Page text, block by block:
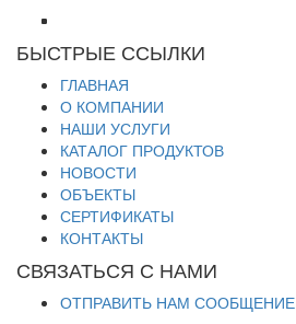
БЫСТРЫЕ ССЫЛКИ
ГЛАВНАЯ
О КОМПАНИИ
НАШИ УСЛУГИ
КАТАЛОГ ПРОДУКТОВ
НОВОСТИ
ОБЪЕКТЫ
СЕРТИФИКАТЫ
КОНТАКТЫ
СВЯЗАТЬСЯ С НАМИ
ОТПРАВИТЬ НАМ СООБЩЕНИЕ